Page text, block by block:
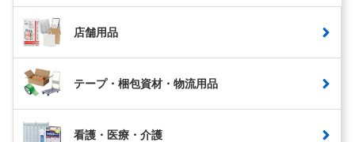
店舗用品
テープ・梱包資材・物流用品
看護・医療・介護